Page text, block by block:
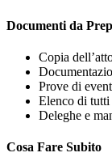
Documenti da
Copia
Prove di
Elenco di tutti
Deleghe e
Cosa Fare Subito